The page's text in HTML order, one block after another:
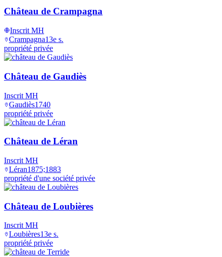
Château de Crampagna
Inscrit MH
Crampagna13e s.
propriété privée
Château de Gaudiès
Inscrit MH
Gaudiès1740
propriété privée
Château de Léran
Inscrit MH
Léran1875;1883
propriété d'une société privée
Château de Loubières
Inscrit MH
Loubières13e s.
propriété privée